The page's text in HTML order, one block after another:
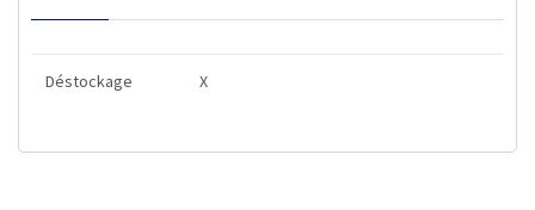
Déstockage X